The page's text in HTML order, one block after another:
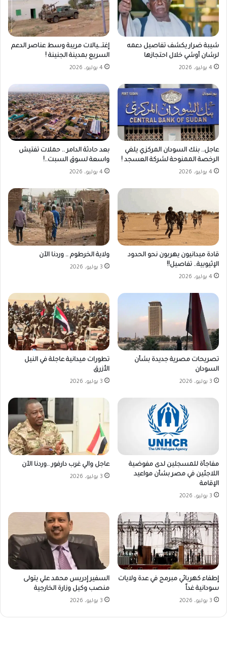
شيبة ضرار يكشف تفاصيل دعمه
لرشان أوشي خلال احتجازها
4 يوليو، 2026
إغتـ.ـيالات مريبة وسط عناصر الدعم
السريع بمدينة الجنينة !
4 يوليو، 2026
عاجل.. بنك السودان المركزي يلغي
الرخصة الممنوحة لشركة العسجد !
4 يوليو، 2026
بعد حادثة الدامر .. حملات تفتيش
واسعة لسوق السبت..!
4 يوليو، 2026
قادة ميدانيون يهربون نحو الحدود
الإثيوبية.. تفاصيل!!
4 يوليو، 2026
ولاية الخرطوم .. وردنا الآن
3 يوليو، 2026
تصريحات مصرية جديدة بشأن
السودان
3 يوليو، 2026
تطورات ميدانية عاجلة في النيل
الأزرق
3 يوليو، 2026
مفاجأة للمسجلين لدى مفوضية
اللاجئين في مصر بشأن مواعيد
الإقامة
3 يوليو، 2026
عاجل والي غرب دارفور ..وردنا الآن
3 يوليو، 2026
إطفاء كهربائي مبرمج في عدة ولايات
سودانية غداً
3 يوليو، 2026
السفير إدريس محمد علي يتولى
منصب وكيل وزارة الخارجية
3 يوليو، 2026